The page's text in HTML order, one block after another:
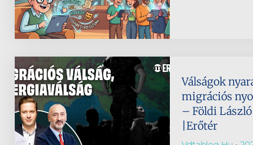
Válságok
migrációs
– Földi
|Erőtér